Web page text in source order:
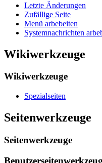
Letzte Änderungen
Zufällige Seite
Menü arbebeiten
Systemnachrichten
Wikiwerkzeuge
Wikiwerkzeuge
Spezialseiten
Seitenwerkzeuge
Seitenwerkzeuge